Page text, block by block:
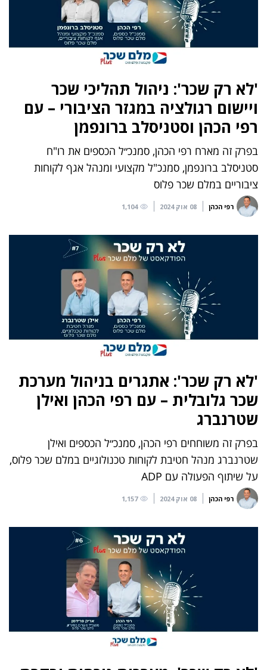
'לא רק שכר': ניהול תהליכי שכר
ויישום רגולציה במגזר הציבורי – עם
רפי הכהן וסטניסלב ברונפמן
בפרק זה מארח רפי הכהן, סמנכ״ל הכספים את רו"ח
סטניסלב ברונפמן, סמנכ"ל מקצועי ומנהל אגף לקוחות
ציבוריים במלם שכר פלוס
רפי הכהן 08 אוק 2024 1,104
'לא רק שכר': אתגרים בניהול מערכת
שכר גלובלית – עם רפי הכהן ואילן
שטרנברג
בפרק זה משוחחים רפי הכהן, סמנכ״ל הכספים ואילן
שטרנברג מנהל חטיבת לקוחות טכנולוגיים במלם שכר פלוס,
על שיתוף הפעולה עם ADP
רפי הכהן 08 אוק 2024 1,157